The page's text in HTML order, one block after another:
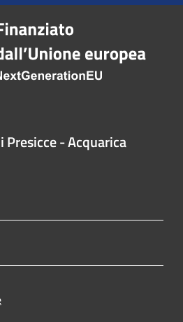
Presicce - Acquarica